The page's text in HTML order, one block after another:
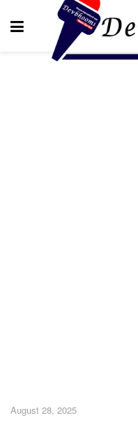
August 28, 2025